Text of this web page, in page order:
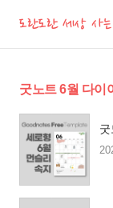
도란도란 세상 사
굿노트 6월 다이